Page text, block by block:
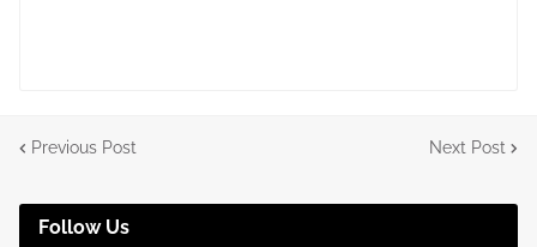
Previous Post Next Post
Follow Us